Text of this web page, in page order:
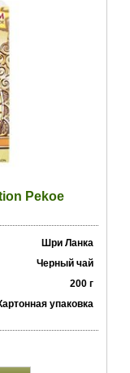
Pekoe
Шри Ланка
Черный чай
200 г
упаковка